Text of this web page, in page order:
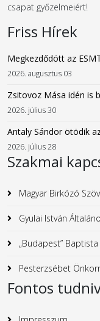
csapat győzelmeiért!
Friss Hírek
Megkezdődött az
2026. augusztus 03
Zsitovoz Mása idén is
2026. július 30
Antaly Sándor ötödik
2026. július 28
Szakmai
Magyar Birkózó
Gyulai István
„Budapest”
Pesterzsébet
Fontos